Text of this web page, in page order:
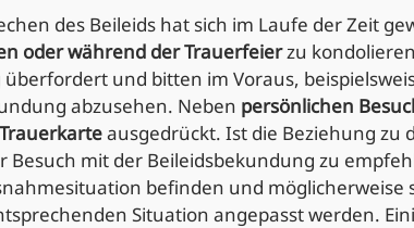
des Beileids hat sich im Laufe der Zeit
oder während der Trauerfeierzu
und bitten im Voraus,
abzusehen. Neben persönlichen
Trauerkarteausgedrückt. Ist die Beziehung zu
Besuch mit der Beileidsbekundung zu
befinden und möglicherweise
Situation angepasst werden.